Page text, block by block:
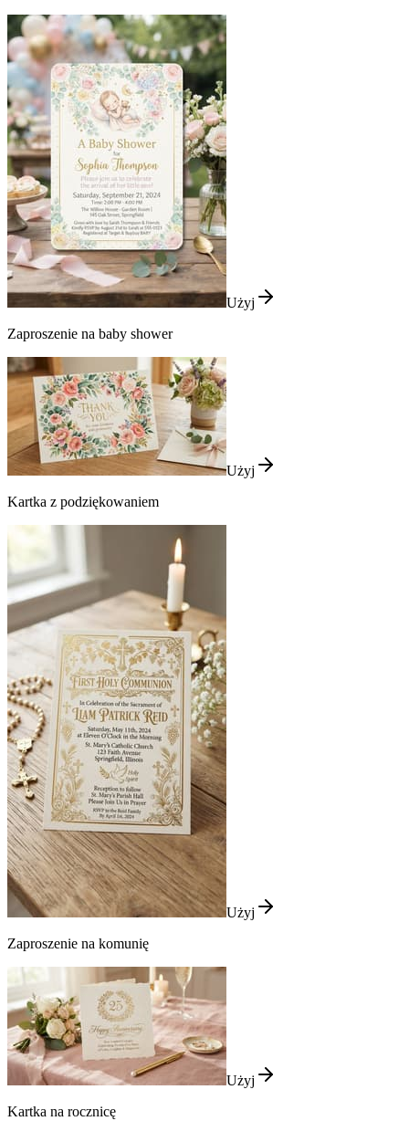
Użyj
Zaproszenie na baby shower
Użyj
Kartka z podziękowaniem
Użyj
Zaproszenie na komunię
Użyj
Kartka na rocznicę